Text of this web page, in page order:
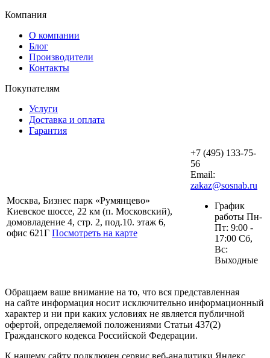
Компания
О компании
Блог
Производители
Контакты
Покупателям
Услуги
Доставка и оплата
Гарантия
Москва, Бизнес парк «Румянцево»
Киевское шоссе, 22 км (п. Московский),
домовладение 4, стр. 2, под.10. этаж 6,
офис 621Г Посмотреть на карте
+7 (495) 133-75-
56
Email:
zakaz@sosnab.ru
График
работы Пн-
Пт: 9:00 -
17:00 Сб,
Вс:
Выходные
Обращаем ваше внимание на то, что вся представленная
на сайте информация носит исключительно информационный
характер и ни при каких условиях не является публичной
офертой, определяемой положениями Статьи 437(2)
Гражданского кодекса Российской Федерации.
К нашему сайту подключен сервис веб-аналитики Яндекс.